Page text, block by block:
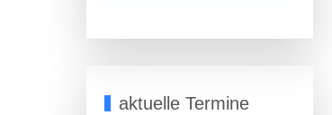
aktuelle Termine